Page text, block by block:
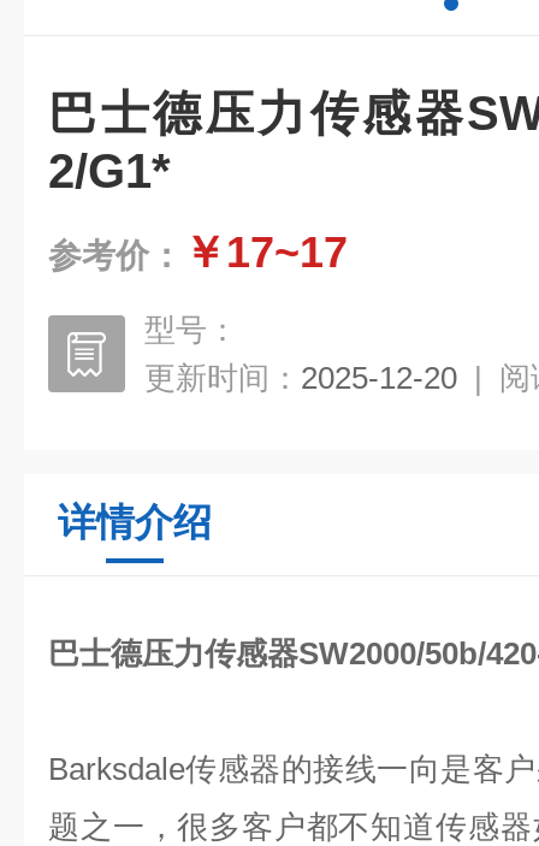
巴士德压力传感器
2/G1*
参考价： ￥17~17
型号：
更新时间： 2025-12-20 | 阅
详情介绍
巴士德压力传感器SW2000/50b/
Barksdale传感器的接线一向是客
题之一，很多客户都不知道传感